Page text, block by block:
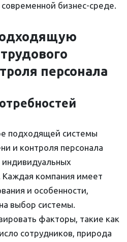
бизнес-среде.
персонала
подходящей системы
и контроля персонала
Каждая компания имеет
и особенности,
выбор системы.
факторы, такие как
сотрудников, природа